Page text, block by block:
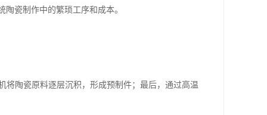
瓷制作中的繁琐工序和成本。
将陶瓷原料逐层沉积，形成预制件；最后，通过高温